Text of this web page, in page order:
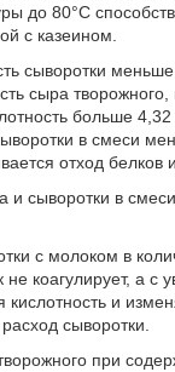
до 80°С
с казеином.
сыворотки
сыра
больше
в смеси
отход белков
и сыворотки в
с молоком в
не коагулирует, а с
кислотность и
сыворотки.
при